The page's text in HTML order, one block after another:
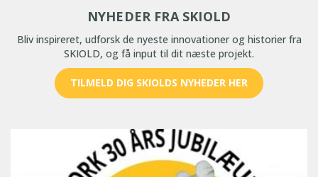
NYHEDER FRA SKIOLD
Bliv inspireret, udforsk de nyeste innovationer og historier fra
SKIOLD, og få input til dit næste projekt.
TILMELD DIG SKIOLDS NYHEDER HER